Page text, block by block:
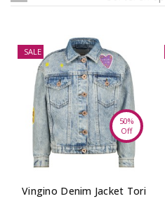
SALE
50%
Off
Vingino Denim Jacket Tori